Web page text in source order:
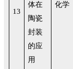
13
体在
陶瓷
封装
的应
用
化学